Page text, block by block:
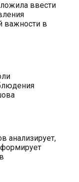
ввести
важности в
анализирует,